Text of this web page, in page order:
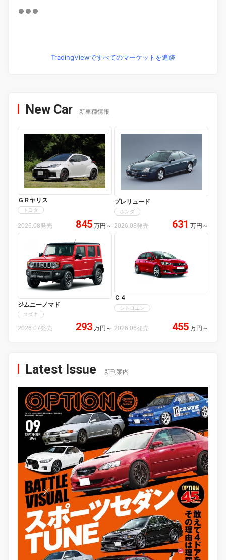
TradingViewですべてのマーケットを追跡
New Car 新車種情報
ＧＲヤリス
トヨタ
2026.08発売 845 万円 ～
プレリュード
ホンダ
2026.08発売 631 万円 ～
ジムニーノマド
スズキ
2026.07発売 293 万円 ～
Ｃ４
シトロエン
2026.06発売 455 万円 ～
Latest Issue 新刊案内